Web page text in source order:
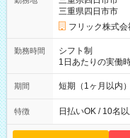
三重県四日市市
フリック株式会
勤務時間
シフト制
1日あたりの実働
日~2026年10月23
※週3~5日勤務(勤
り ※夜勤シフトあ
期間 短期（1ヶ月以内）
特徴 日払いOK / 10名